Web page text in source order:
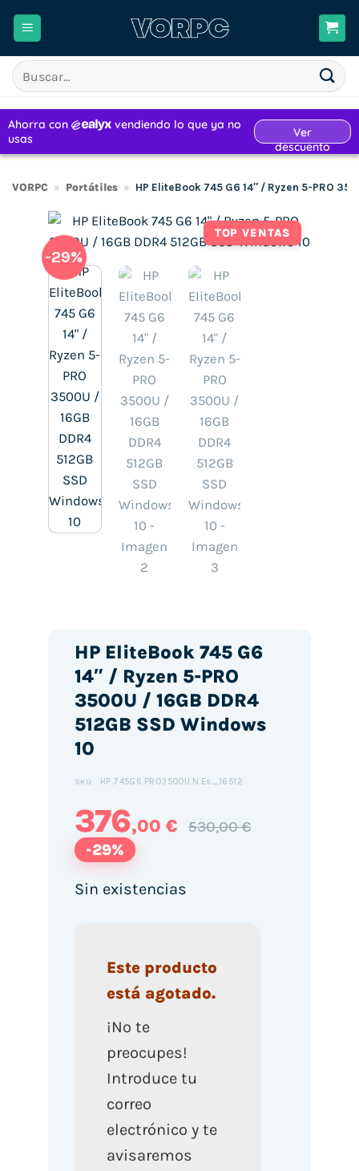
Buscar
por:
VORPC » Portátiles » HP EliteBook 745 G6 14″ / Ryzen 5-PRO
TOP VENTAS
-29%
HP EliteBook 745 G6
14″ / Ryzen 5-PRO
3500U / 16GB DDR4
512GB SSD Windows
10
SKU: HP.745G6.PRO3500U.N.Es_16512
376,00 € 530,00 €
-29%
Sin existencias
Este producto
está agotado.
¡No te
preocupes!
Introduce tu
correo
electrónico y te
avisaremos